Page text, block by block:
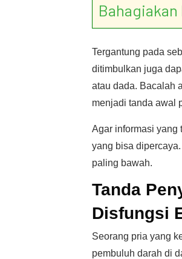
Bahagiakan
Tergantung pada
ditimbulkan juga
atau dada. Bacalah
menjadi tanda awal
Agar informasi yang
yang bisa
paling bawah.
Tanda
Disfungsi
Seorang pria yang
pembuluh darah di